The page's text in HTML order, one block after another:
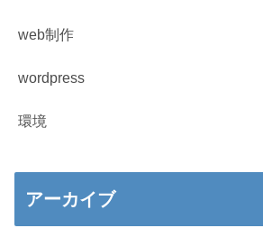
web制作
wordpress
環境
アーカイブ